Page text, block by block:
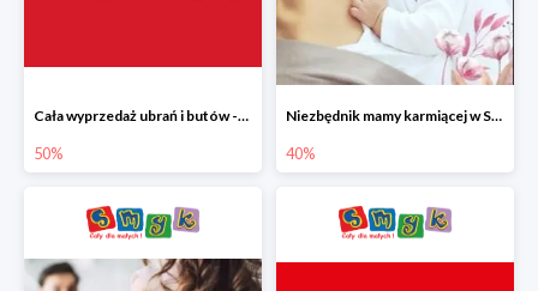
Cała wyprzedaż ubrań i butów -50%
50%
Niezbędnik mamy karmiącej w Smyku do -40%
40%